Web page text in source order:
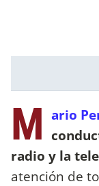
M ario
radio y la
atención de